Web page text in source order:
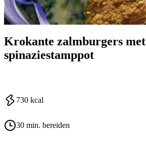
Krokante zalmburgers met
spinaziestamppot
730 kcal
30 min. bereiden